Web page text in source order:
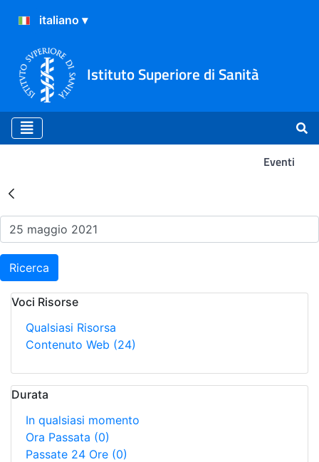
Istituto Superiore di Sanità
Eventi
Risultati della Ricerca -
Ricerca
Voci Risorse
Qualsiasi Risorsa
Contenuto Web (24)
Durata
In qualsiasi momento
Ora Passata (0)
Passate 24 Ore (0)